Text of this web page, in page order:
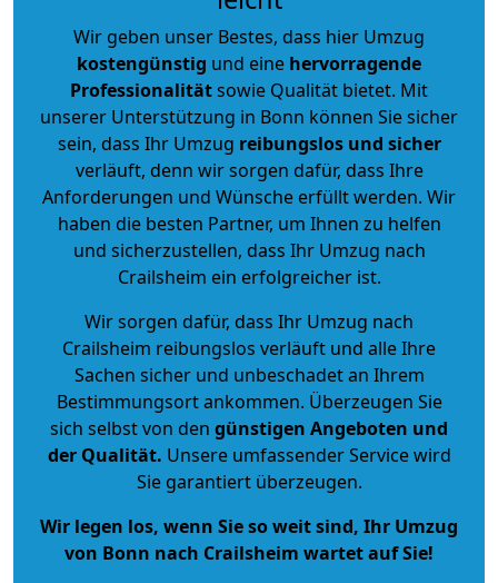
Wir geben unser Bestes, dass hier Umzug
kostengünstig und eine hervorragende
Professionalitätsowie Qualität bietet. Mit
unserer Unterstützung in Bonn können Sie sicher
sein, dass Ihr Umzug reibungslos und sicher
verläuft, denn wir sorgen dafür, dass Ihre
Anforderungen und Wünsche erfüllt werden. Wir
haben die besten Partner, um Ihnen zu helfen
und sicherzustellen, dass Ihr Umzug nach
Crailsheim ein erfolgreicher ist.
Wir sorgen dafür, dass Ihr Umzug nach
Crailsheim reibungslos verläuft und alle Ihre
Sachen sicher und unbeschadet an Ihrem
Bestimmungsort ankommen. Überzeugen Sie
sich selbst von den günstigen Angeboten und
der Qualität. Unsere umfassender Service wird
Sie garantiert überzeugen.
Wir legen los, wenn Sie so weit sind, Ihr Umzug
von Bonn nach Crailsheim wartet auf Sie!